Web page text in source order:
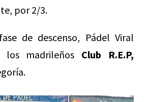
por 2/3.
de descenso, Pádel Viral
madrileños Club R.E.P,